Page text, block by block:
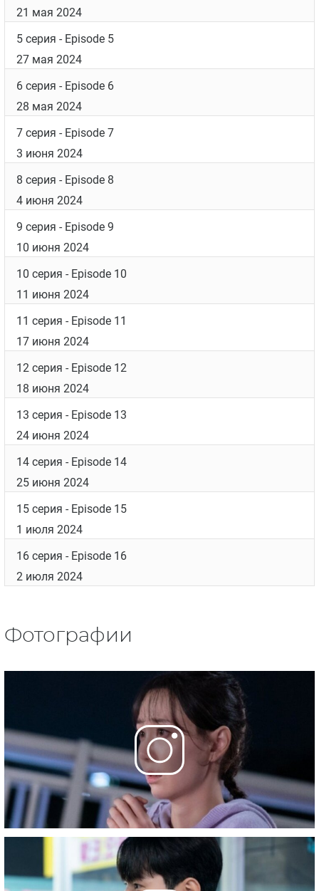
21 мая 2024
5 серия - Episode 5
27 мая 2024
6 серия - Episode 6
28 мая 2024
7 серия - Episode 7
3 июня 2024
8 серия - Episode 8
4 июня 2024
9 серия - Episode 9
10 июня 2024
10 серия - Episode 10
11 июня 2024
11 серия - Episode 11
17 июня 2024
12 серия - Episode 12
18 июня 2024
13 серия - Episode 13
24 июня 2024
14 серия - Episode 14
25 июня 2024
15 серия - Episode 15
1 июля 2024
16 серия - Episode 16
2 июля 2024
Фотографии